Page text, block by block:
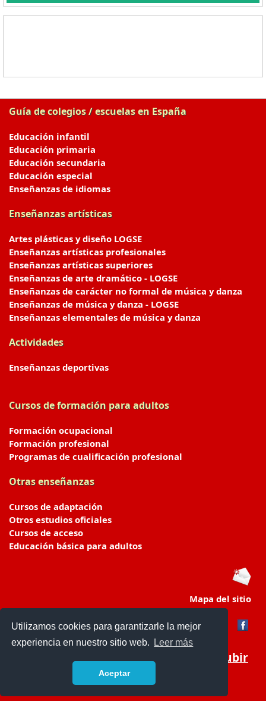
Utilizamos cookies para garantizarle la mejor
experiencia en nuestro sitio web.
Leer más
Aceptar
Guía de colegios / escuelas en España
Educación infantil
Educación primaria
Educación secundaria
Educación especial
Enseñanzas de idiomas
Enseñanzas artísticas
Artes plásticas y diseño LOGSE
Enseñanzas artísticas profesionales
Enseñanzas artísticas superiores
Enseñanzas de arte dramático - LOGSE
Enseñanzas de carácter no formal de música y danza
Enseñanzas de música y danza - LOGSE
Enseñanzas elementales de música y danza
Actividades
Enseñanzas deportivas
Cursos de formación para adultos
Formación ocupacional
Formación profesional
Programas de cualificación profesional
Otras enseñanzas
Cursos de adaptación
Otros estudios oficiales
Cursos de acceso
Educación básica para adultos
Mapa del sitio
Subir